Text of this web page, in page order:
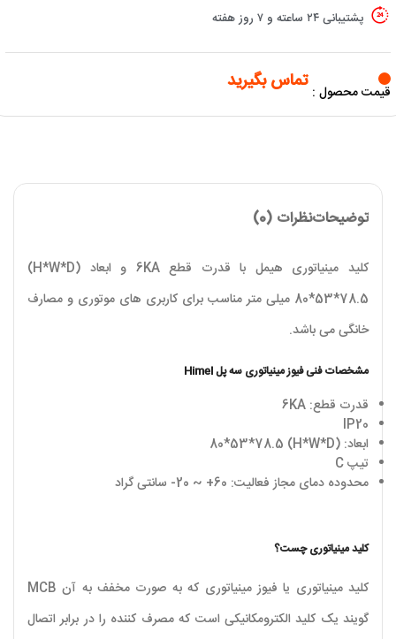
پشتیبانی ۲۴ ساعته و ۷ روز هفته
قیمت محصول : تماس بگیرید
توضیحاتنظرات (0)
کلید مینیاتوری هیمل با قدرت قطع 6KA و ابعاد (H*W*D)
80*53*78.5 میلی متر مناسب برای کاربری های موتوری و مصارف
خانگی می باشد.
مشخصات فنی فیوز مینیاتوری سه پل Himel
قدرت قطع: 6KA
IP20
ابعاد: (H*W*D) 80*53*78.5
تیپ C
محدوده دمای مجاز فعالیت: 60+ ~ 20- سانتی گراد
کلید مینیاتوری چست؟
کلید مینیاتوری یا فیوز مینیاتوری که به صورت مخفف به آن MCB
گویند یک کلید الکترومکانیکی است که مصرف کننده را در برابر اتصال